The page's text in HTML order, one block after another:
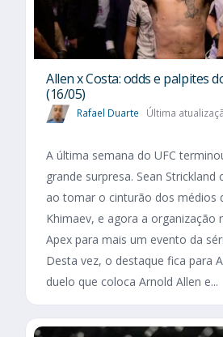
Allen x Costa: odds e palpites
(16/05)
Rafael Duarte Última
A última semana do UFC
grande surpresa. Sean
ao tomar o cinturão dos médios
Khimaev, e agora a organização
Apex para mais um evento da
Desta vez, o destaque fica para
duelo que coloca Arnold Allen e...